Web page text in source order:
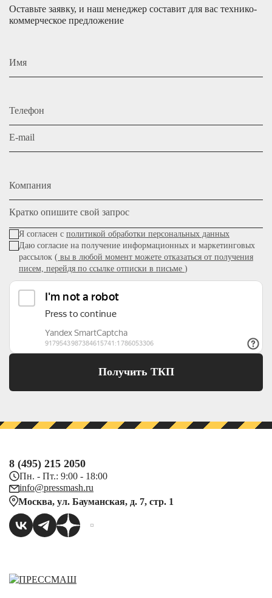
Оставьте заявку, и наш менеджер составит для вас технико-
коммерческое предложение
Имя
Телефон
E-mail
Компания
Кратко опишите свой запрос
Я согласен с политикой обработки персональных данных
Даю согласие на получение информационных и маркетинговых
рассылок ( вы в любой момент можете отказаться от получения
писем, перейдя по ссылке отписки в письме )
Получить ТКП
8 (495) 215 2050
Пн. - Пт.: 9:00 - 18:00
info@pressmash.ru
Москва, ул. Бауманская, д. 7, стр. 1